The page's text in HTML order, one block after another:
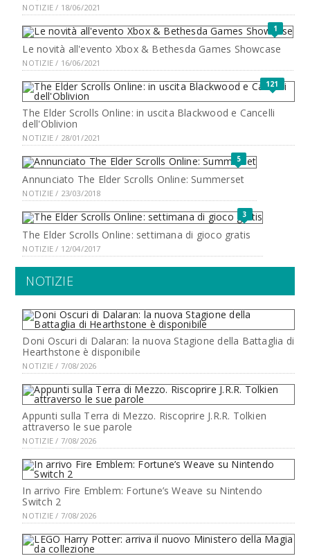
NOTIZIE / 18/06/2021
1
Le novità all'evento Xbox & Bethesda Games Showcase
NOTIZIE / 16/06/2021
121
The Elder Scrolls Online: in uscita Blackwood e Cancelli
dell'Oblivion
NOTIZIE / 28/01/2021
5
Annunciato The Elder Scrolls Online: Summerset
NOTIZIE / 23/03/2018
3
The Elder Scrolls Online: settimana di gioco gratis
NOTIZIE / 12/04/2017
NOTIZIE
Doni Oscuri di Dalaran: la nuova Stagione della Battaglia di
Hearthstone è disponibile
NOTIZIE / 7/08/2026
Appunti sulla Terra di Mezzo. Riscoprire J.R.R. Tolkien
attraverso le sue parole
NOTIZIE / 7/08/2026
In arrivo Fire Emblem: Fortune’s Weave su Nintendo
Switch 2
NOTIZIE / 7/08/2026